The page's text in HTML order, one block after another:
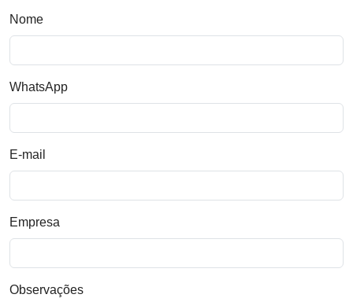
Nome
WhatsApp
E-mail
Empresa
Observações